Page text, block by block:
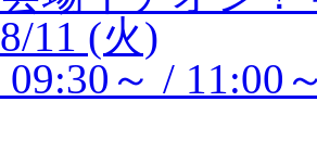
8/11 (火)
09:30～ / 11:00